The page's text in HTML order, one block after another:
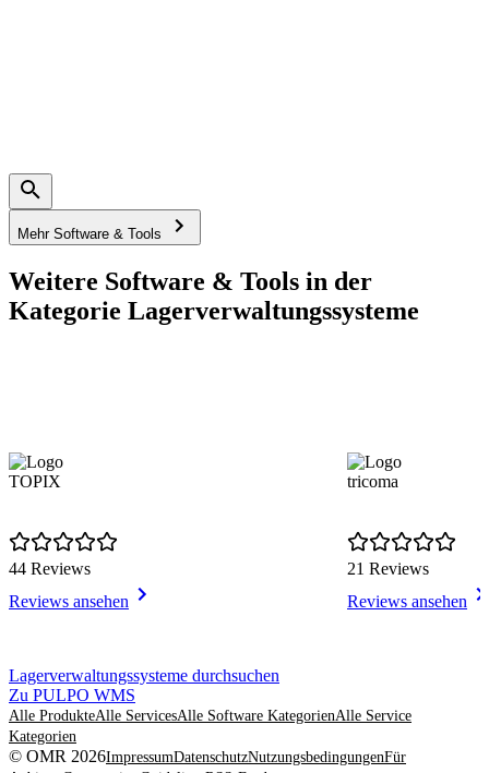
Mehr Software & Tools
Weitere Software & Tools in der
Kategorie Lagerverwaltungssysteme
TOPIX
44 Reviews
Reviews ansehen
tricoma
21 Reviews
Reviews ansehen
Item
1
of
8
Lagerverwaltungssysteme durchsuchen
Zu PULPO WMS
Alle ProdukteAlle ServicesAlle Software KategorienAlle Service
Kategorien
© OMR 2026ImpressumDatenschutzNutzungsbedingungenFür